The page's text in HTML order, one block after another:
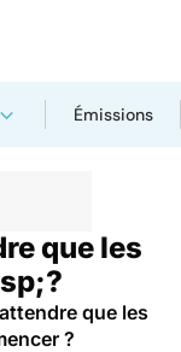
Émissions
que les
que les
?